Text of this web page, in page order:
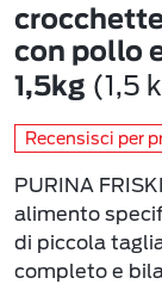
con pollo
1,5kg (1,5
Recensisci per
PURINA
alimento
di piccola
completo e